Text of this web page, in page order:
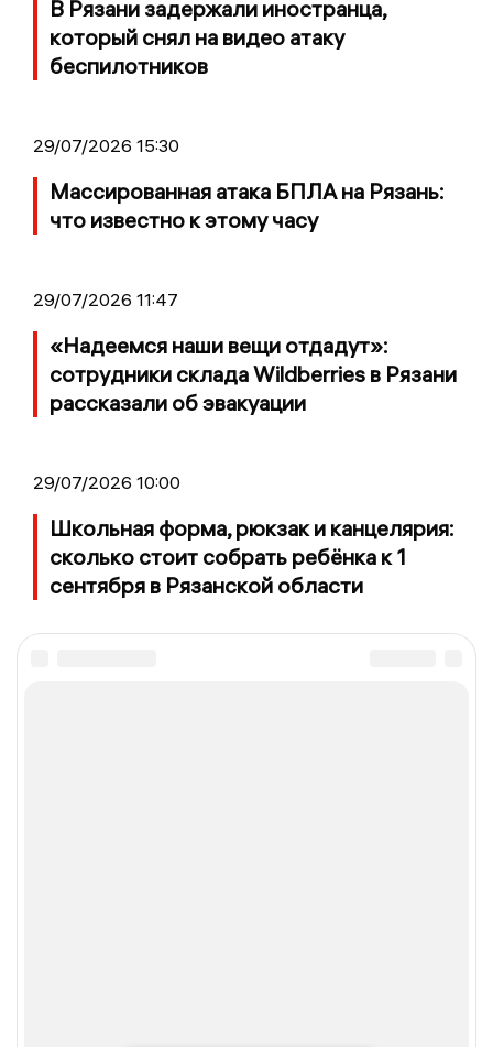
В Рязани задержали иностранца,
который снял на видео атаку
беспилотников
29/07/2026 15:30
Массированная атака БПЛА на Рязань:
что известно к этому часу
29/07/2026 11:47
«Надеемся наши вещи отдадут»:
сотрудники склада Wildberries в Рязани
рассказали об эвакуации
29/07/2026 10:00
Школьная форма, рюкзак и канцелярия:
сколько стоит собрать ребёнка к 1
сентября в Рязанской области